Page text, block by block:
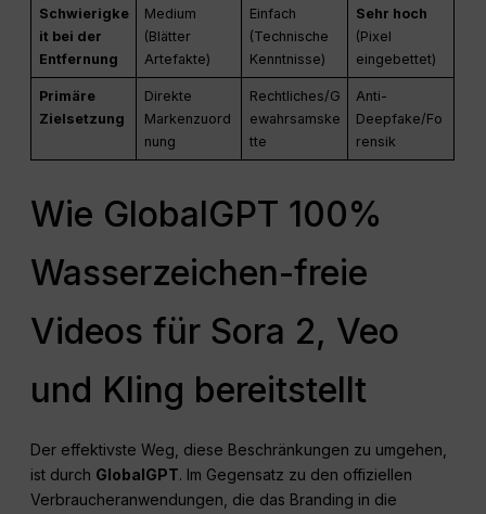
Schwierigke
it bei der
Entfernung
Medium
(Blätter
Artefakte)
Einfach
(Technische
Kenntnisse)
Sehr hoch
(Pixel
eingebettet)
Primäre
Zielsetzung
Direkte
Markenzuord
nung
Rechtliches/G
ewahrsamske
tte
Anti-
Deepfake/Fo
rensik
Wie GlobalGPT 100%
Wasserzeichen-freie
Videos für Sora 2, Veo
und Kling bereitstellt
Der effektivste Weg, diese Beschränkungen zu umgehen,
ist durch GlobalGPT. Im Gegensatz zu den offiziellen
Verbraucheranwendungen, die das Branding in die